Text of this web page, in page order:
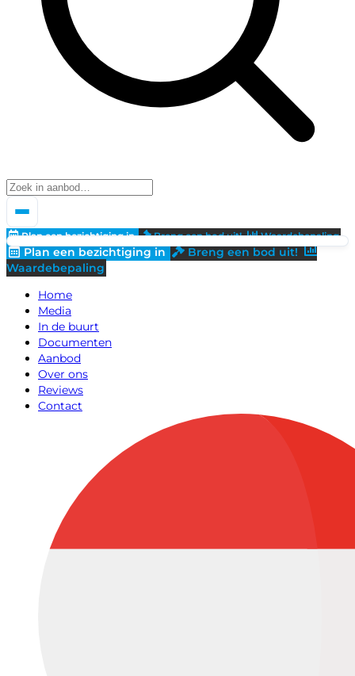
Plan een bezichtiging in Breng een bod uit! Waardebepaling
Plan een bezichtiging in
Breng een bod uit!
Waardebepaling
Home
Media
In de buurt
Documenten
Aanbod
Over ons
Reviews
Contact